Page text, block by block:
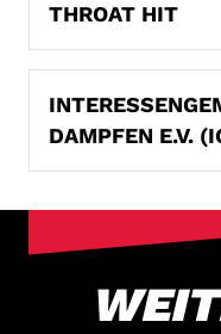
THROAT HIT
DAMPFEN E.V.